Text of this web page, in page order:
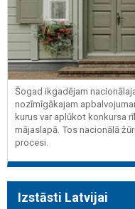
Šogad ikgadējam
nozīmīgākajam
kurus var aplūkot konkursa
mājaslapā. Tos nacionālā
procesi.
Izstāsti Latvijai